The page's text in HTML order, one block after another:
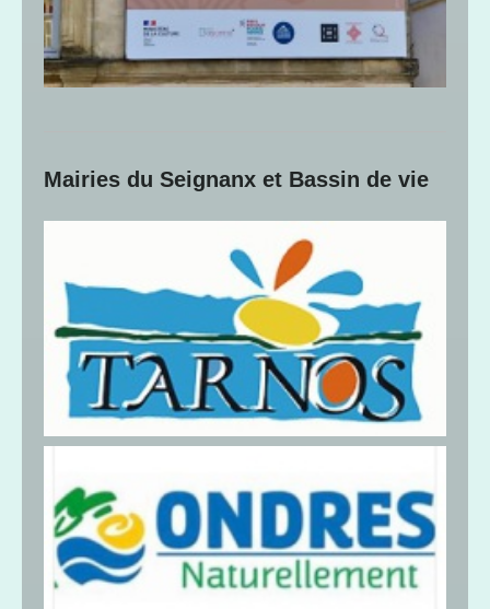
Mairies du Seignanx et Bassin de vie